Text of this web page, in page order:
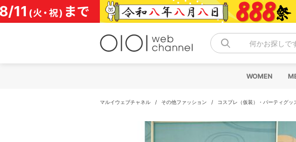
コ
ン
テ
何かお探しで
WOMEN
マルイウェブチャネル / その他ファッション / コスプレ（仮装）・パーティグッ